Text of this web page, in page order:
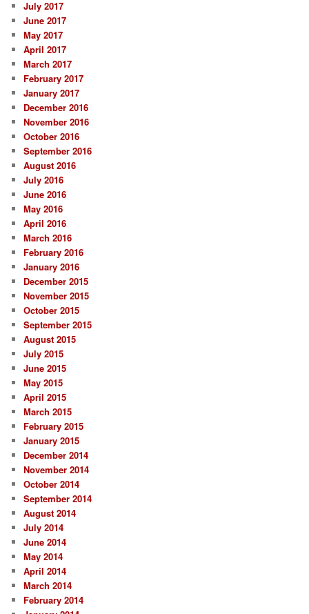
July 2017
June 2017
May 2017
April 2017
March 2017
February 2017
January 2017
December 2016
November 2016
October 2016
September 2016
August 2016
July 2016
June 2016
May 2016
April 2016
March 2016
February 2016
January 2016
December 2015
November 2015
October 2015
September 2015
August 2015
July 2015
June 2015
May 2015
April 2015
March 2015
February 2015
January 2015
December 2014
November 2014
October 2014
September 2014
August 2014
July 2014
June 2014
May 2014
April 2014
March 2014
February 2014